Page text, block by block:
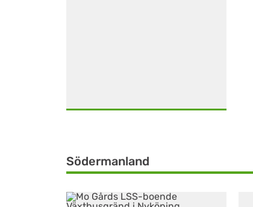
Södermanland